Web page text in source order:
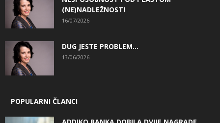
(NE)NADLEŽNOSTI
16/07/2026
DUG JESTE PROBLEM…
13/06/2026
POPULARNI ČLANCI